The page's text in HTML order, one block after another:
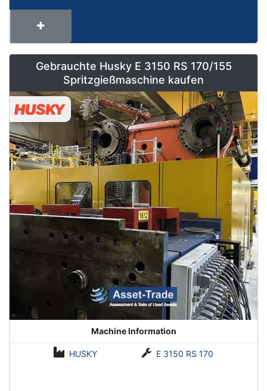
Gebrauchte Husky E 3150 RS 170/155
Spritzgießmaschine kaufen
Machine Information
HUSKY E 3150 RS 170